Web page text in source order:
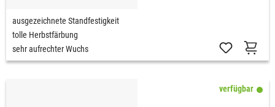
ausgezeichnete Standfestigkeit
tolle Herbstfärbung
sehr aufrechter Wuchs
verfügbar